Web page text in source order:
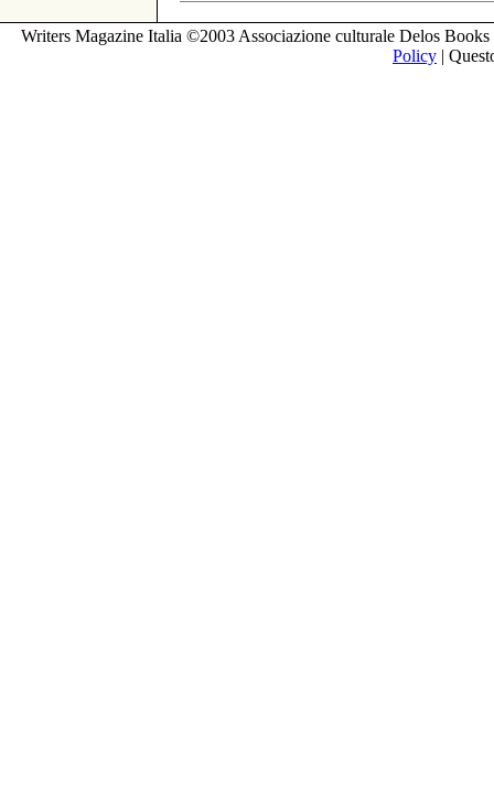
Writers Magazine Italia ©2003 Associazione culturale Delos
Policy |